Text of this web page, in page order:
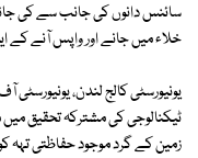
سائنس دانوں کی جانب سے کی
خلاء میں جانے اور واپس آنے کے
یونیورسٹی کالج لندن،
ٹیکنالوجی کی مشترکہ تحقیق
زمین کے گرد موجود حفاظتی تہہ کو